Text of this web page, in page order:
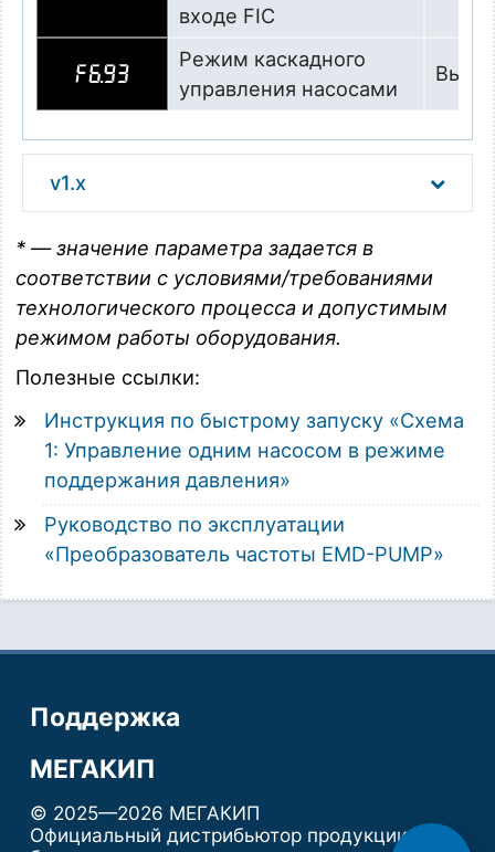
входе FIC
F6.93
Режим каскадного
управления насосами
v1.x
* — значение параметра задается в
соответствии с условиями/требованиями
технологического процесса и допустимым
режимом работы оборудования.
Полезные ссылки:
Инструкция по быстрому запуску «Схема
1: Управление одним насосом в режиме
поддержания давления»
Руководство по эксплуатации
«Преобразователь частоты EMD-PUMP»
© 2025—2026 МЕГАКИП
Официальный дистрибьютор продукции
МЕГАКИП
Поддержка